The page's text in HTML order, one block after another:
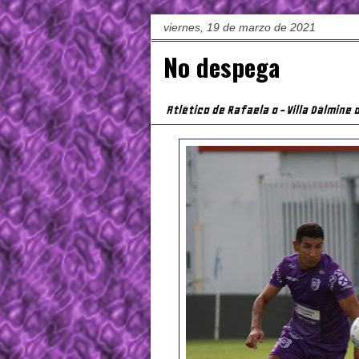
viernes, 19 de marzo de 2021
No despega
Atlético de Rafaela 0 - Villa Dálmine 0